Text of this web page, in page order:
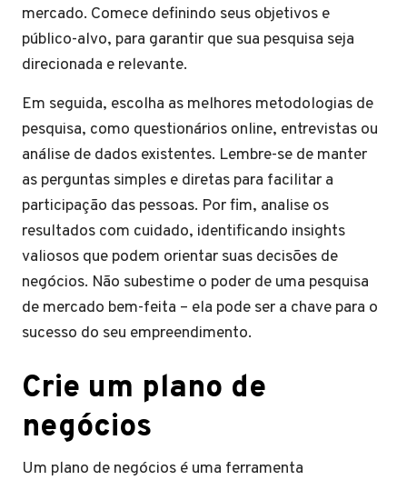
mercado. Comece definindo seus objetivos e
público-alvo, para garantir que sua pesquisa seja
direcionada e relevante.
Em seguida, escolha as melhores metodologias de
pesquisa, como questionários online, entrevistas ou
análise de dados existentes. Lembre-se de manter
as perguntas simples e diretas para facilitar a
participação das pessoas. Por fim, analise os
resultados com cuidado, identificando insights
valiosos que podem orientar suas decisões de
negócios. Não subestime o poder de uma pesquisa
de mercado bem-feita – ela pode ser a chave para o
sucesso do seu empreendimento.
Crie um plano de
negócios
Um plano de negócios é uma ferramenta